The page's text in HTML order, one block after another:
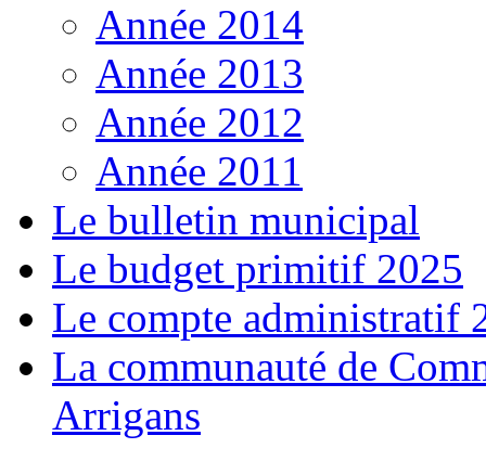
Année 2014
Année 2013
Année 2012
Année 2011
Le bulletin municipal
Le budget primitif 2025
Le compte administratif
La communauté de
Arrigans